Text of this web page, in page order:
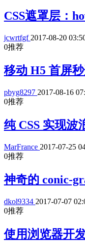
CSS遮罩层：
jcwrtfgf 2017-08-20
0推荐
移动 H5 首屏
pbyg8297 2017-08-16
0推荐
纯 CSS 实现波
MarFrance 2017-07-25
0推荐
神奇的 conic-
dkol9334 2017-07-07
0推荐
使用浏览器开